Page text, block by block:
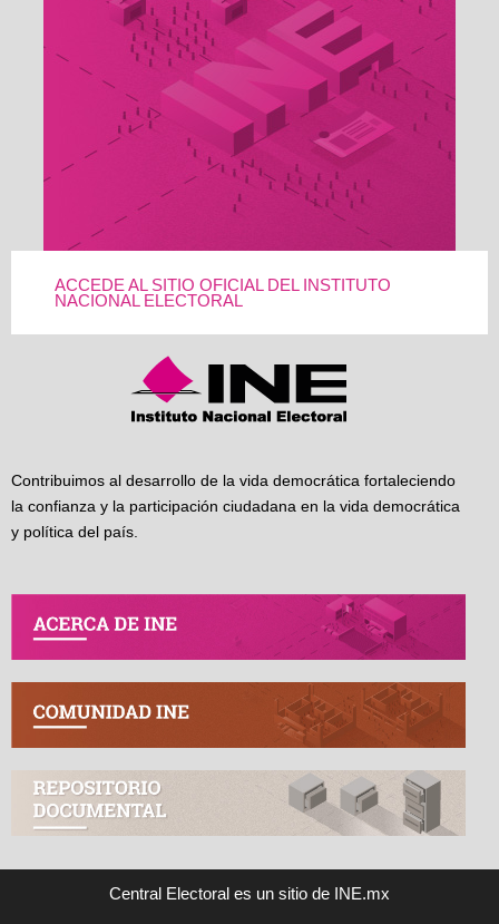
ACCEDE AL SITIO OFICIAL DEL INSTITUTO
NACIONAL ELECTORAL
Contribuimos al desarrollo de la vida democrática fortaleciendo
la confianza y la participación ciudadana en la vida democrática
y política del país.
Central Electoral es un sitio de INE.mx